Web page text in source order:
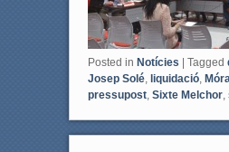
Posted in Notícies Tagged
Josep Solé, liquidació,
pressupost, Sixte Melchor,